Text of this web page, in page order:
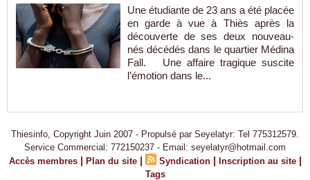
Une étudiante de 23 ans a été placée
en garde à vue à Thiès après la
découverte de ses deux nouveau-
nés décédés dans le quartier Médina
Fall. Une affaire tragique suscite
l’émotion dans le...
Thiesinfo, Copyright Juin 2007 - Propulsé par Seyelatyr: Tel 775312579.
Service Commercial: 772150237 - Email: seyelatyr@hotmail.com
Accès membres | Plan du site | Syndication | Inscription au site |
Tags